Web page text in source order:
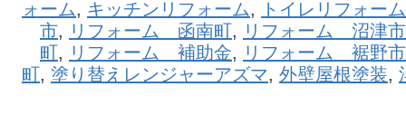
ォーム, キッチンリフォーム,
トイレリフォーム
市, リフォーム 函南町, リフォーム 沼津市
町, リフォーム 補助金, リフォーム 裾野市
町, 塗り替えレンジャーアズマ, 外壁屋根塗装,